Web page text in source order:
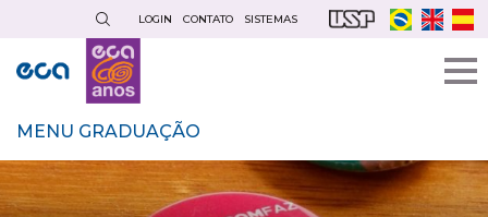
conteúdo
LOGIN CONTATO SISTEMAS
MENU GRADUAÇÃO